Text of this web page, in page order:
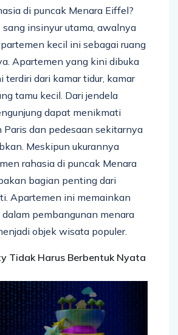
di puncak Menara Eiffel?
, sang insinyur utama, awalnya
kecil ini sebagai ruang
Apartemen yang kini dibuka
terdiri dari kamar tidur, kamar
tamu kecil. Dari jendela
dapat menikmati
Paris dan pedesaan sekitarnya
Meskipun ukurannya
rahasia di puncak Menara
bagian penting dari
Apartemen ini memainkan
pembangunan menara
objek wisata populer.
Tidak Harus Berbentuk Nyata